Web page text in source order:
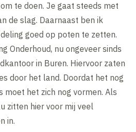
te doen. Je gaat steeds met
de slag. Daarnaast ben ik
goed op poten te zetten.
Onderhoud, nu ongeveer sinds
in Buren. Hiervoor zaten
door het land. Doordat het nog
moet het zich nog vormen. Als
zitten hier voor mij veel
in.